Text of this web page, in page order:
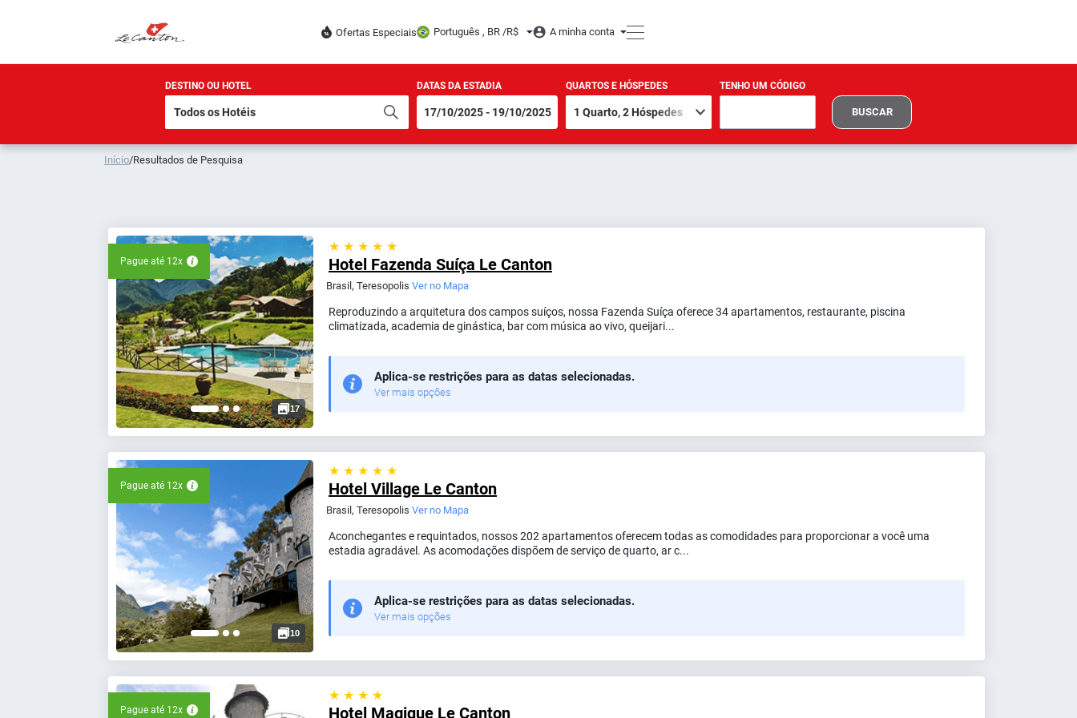
Ofertas Especiais Português , BR /R$ A minha conta
DESTINO OU HOTEL DATAS DA ESTADIA QUARTOS E HÓSPEDES TENHO UM CÓDIGO
BUSCAR
Início/Resultados de Pesquisa
Pague até 12x
17
★ ★ ★ ★ ★
Hotel Fazenda Suíça Le Canton
Brasil, Teresopolis Ver no Mapa
Reproduzindo a arquitetura dos campos suíços, nossa Fazenda Suíça oferece 34 apartamentos, restaurante, piscina
climatizada, academia de ginástica, bar com música ao vivo, queijari...
Aplica-se restrições para as datas selecionadas.
Ver mais opções
Pague até 12x
10
★ ★ ★ ★ ★
Hotel Village Le Canton
Brasil, Teresopolis Ver no Mapa
Aconchegantes e requintados, nossos 202 apartamentos oferecem todas as comodidades para proporcionar a você uma
estadia agradável. As acomodações dispõem de serviço de quarto, ar c...
Aplica-se restrições para as datas selecionadas.
Ver mais opções
Pague até 12x
★ ★ ★ ★
Hotel Magique Le Canton